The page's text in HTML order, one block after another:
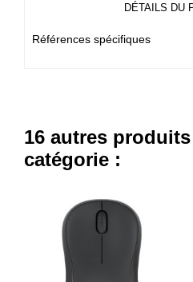
DÉTAILS DU
Références spécifiques
16 autres
catégorie :